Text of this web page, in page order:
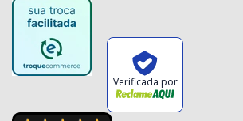
Verificada por